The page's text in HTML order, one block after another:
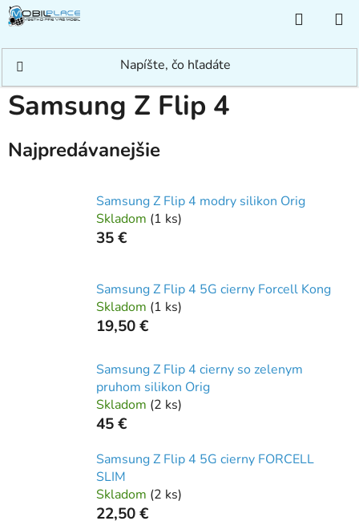
Prejsť
na
KOŠÍK
Samsung Samsung Z
Samsung Z Flip 4
Najpredávanejšie
Samsung Z Flip 4 modry silikon Orig
Skladom (1 ks)
35 €
Samsung Z Flip 4 5G cierny Forcell Kong
Skladom (1 ks)
19,50 €
Samsung Z Flip 4 cierny so zelenym
pruhom silikon Orig
Skladom (2 ks)
45 €
Samsung Z Flip 4 5G cierny FORCELL
SLIM
Skladom (2 ks)
22,50 €